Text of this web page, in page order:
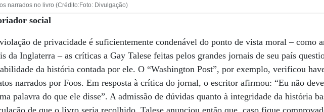
narrados no livro (Crédito:Foto: Divulgação)
social
de privacidade é suficientemente condenável do ponto de vista moral – como
da Inglaterra – as críticas a Gay Talese feitas pelos grandes jornais de seu país
da história contada por ele. O “Washington Post”, por exemplo, verificou
narrados por Foos. Em resposta à crítica do jornal, o escritor afirmou: “Eu não
palavra do que ele disse”. A admissão de dúvidas quanto à integridade da história
de que o livro seria recolhido. Talese anunciou então que, caso fique